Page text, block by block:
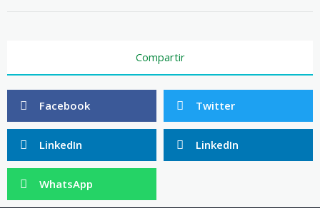
Compartir
Facebook Twitter
LinkedIn LinkedIn
WhatsApp